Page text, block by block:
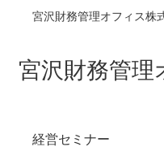
宮沢財務管理オフィス株
宮沢財務管
経営セミナー